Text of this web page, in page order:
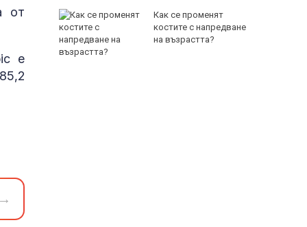
от
е
Хайди
Как се променят
костите с напредване
на възрастта?